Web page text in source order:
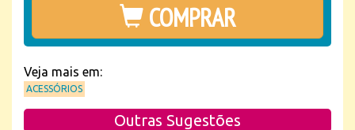
COMPRAR
Veja mais em:
ACESSÓRIOS
Outras Sugestões